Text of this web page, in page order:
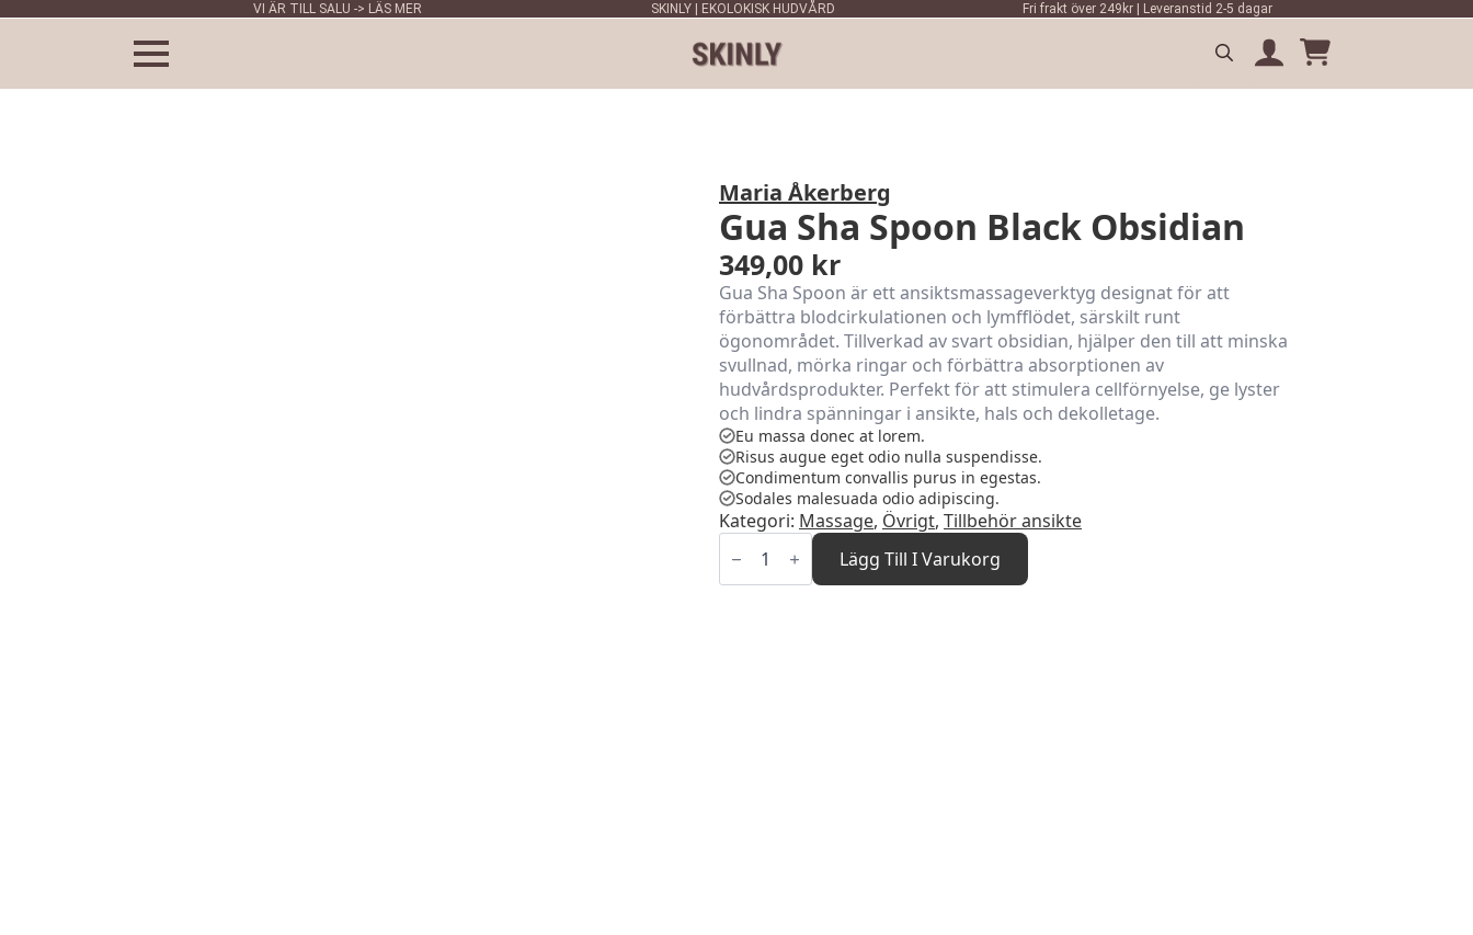
VI ÄR TILL SALU -> LÄS MER SKINLY | EKOLOKISK HUDVÅRD Fri frakt över 249kr | Leveranstid 2-5 dagar
Search
Maria Åkerberg
Gua Sha Spoon Black Obsidian
349,00 kr
Gua Sha Spoon är ett ansiktsmassageverktyg designat för att
förbättra blodcirkulationen och lymfflödet, särskilt runt
ögonområdet. Tillverkad av svart obsidian, hjälper den till att minska
svullnad, mörka ringar och förbättra absorptionen av
hudvårdsprodukter. Perfekt för att stimulera cellförnyelse, ge lyster
och lindra spänningar i ansikte, hals och dekolletage.
Eu massa donec at lorem.
Risus augue eget odio nulla suspendisse.
Condimentum convallis purus in egestas.
Sodales malesuada odio adipiscing.
Kategori: Massage, Övrigt, Tillbehör ansikte
Gua
Sha
Black
Lägg Till I Varukorg